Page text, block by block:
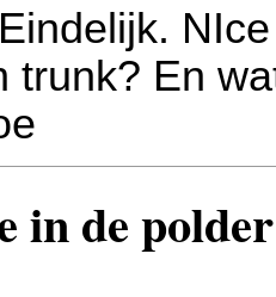
trunk? En
in de